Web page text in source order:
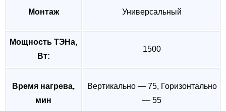
Монтаж Универсальный
Мощность ТЭНа,
Вт:
1500
Время нагрева,
мин
Вертикально — 75, Горизонтально
— 55